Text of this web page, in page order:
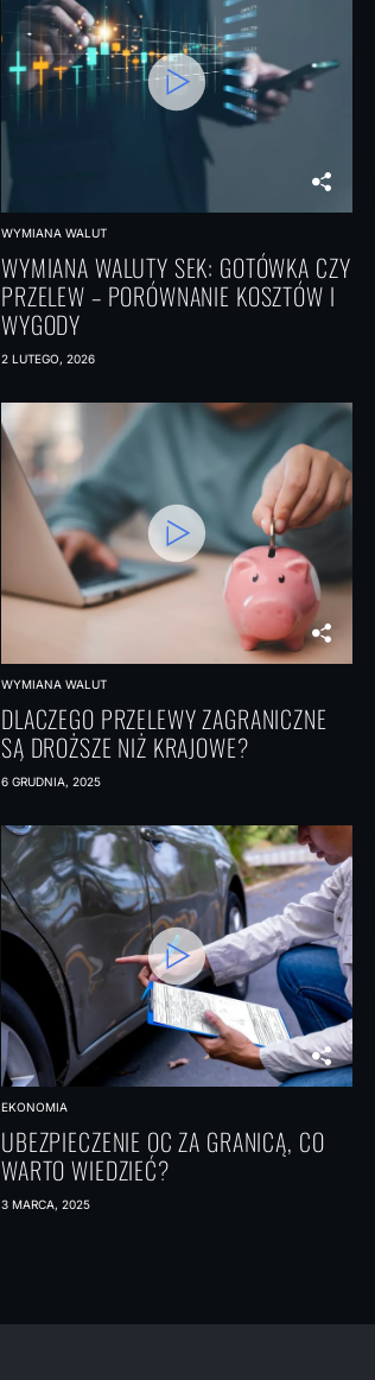
WYMIANA WALUT
WYMIANA WALUTY SEK: GOTÓWKA CZY
PRZELEW – PORÓWNANIE KOSZTÓW I
WYGODY
2 LUTEGO, 2026
WYMIANA WALUT
DLACZEGO PRZELEWY ZAGRANICZNE
SĄ DROŻSZE NIŻ KRAJOWE?
6 GRUDNIA, 2025
EKONOMIA
UBEZPIECZENIE OC ZA GRANICĄ, CO
WARTO WIEDZIEĆ?
3 MARCA, 2025